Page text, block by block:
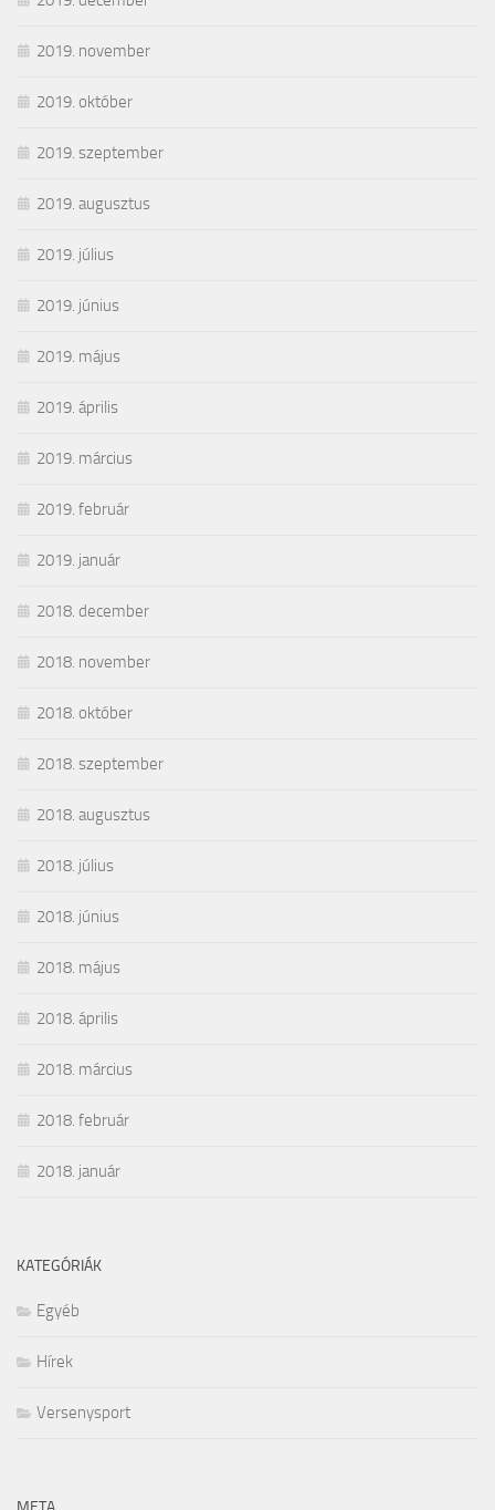
2019. november
2019. október
2019. szeptember
2019. augusztus
2019. július
2019. június
2019. május
2019. április
2019. március
2019. február
2019. január
2018. december
2018. november
2018. október
2018. szeptember
2018. augusztus
2018. július
2018. június
2018. május
2018. április
2018. március
2018. február
2018. január
KATEGÓRIÁK
Egyéb
Hírek
Versenysport